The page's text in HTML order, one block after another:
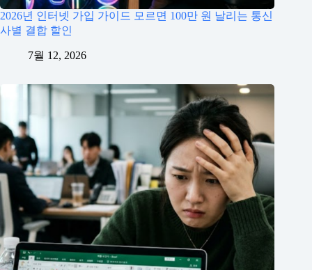
2026년 인터넷 가입 가이드 모르면 100만 원 날리는 통신
사별 결합 할인
7월 12, 2026